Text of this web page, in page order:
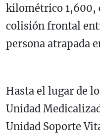
kilométrico 1,600,
colisión frontal
persona atrapada
Hasta el lugar de
Unidad
Unidad Soporte